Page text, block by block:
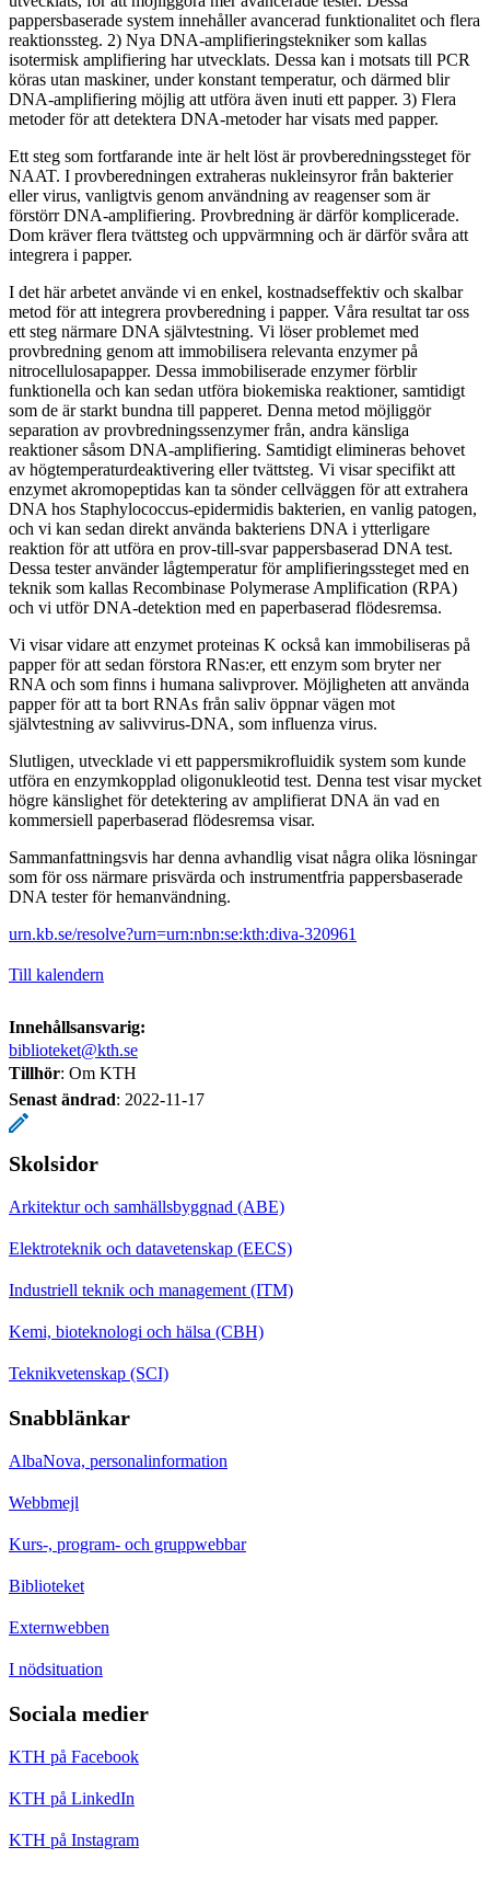
pappersbaserade system innehåller avancerad funktionalitet och flera
reaktionssteg. 2) Nya DNA-amplifieringstekniker som kallas
isotermisk amplifiering har utvecklats. Dessa kan i motsats till PCR
köras utan maskiner, under konstant temperatur, och därmed blir
DNA-amplifiering möjlig att utföra även inuti ett papper. 3) Flera
metoder för att detektera DNA-metoder har visats med papper.
Ett steg som fortfarande inte är helt löst är provberedningssteget för
NAAT. I provberedningen extraheras nukleinsyror från bakterier
eller virus, vanligtvis genom användning av reagenser som är
förstörr DNA-amplifiering. Provbredning är därför komplicerade.
Dom kräver flera tvättsteg och uppvärmning och är därför svåra att
integrera i papper.
I det här arbetet använde vi en enkel, kostnadseffektiv och skalbar
metod för att integrera provberedning i papper. Våra resultat tar oss
ett steg närmare DNA självtestning. Vi löser problemet med
provbredning genom att immobilisera relevanta enzymer på
nitrocellulosapapper. Dessa immobiliserade enzymer förblir
funktionella och kan sedan utföra biokemiska reaktioner, samtidigt
som de är starkt bundna till papperet. Denna metod möjliggör
separation av provbredningssenzymer från, andra känsliga
reaktioner såsom DNA-amplifiering. Samtidigt elimineras behovet
av högtemperaturdeaktivering eller tvättsteg. Vi visar specifikt att
enzymet akromopeptidas kan ta sönder cellväggen för att extrahera
DNA hos Staphylococcus-epidermidis bakterien, en vanlig patogen,
och vi kan sedan direkt använda bakteriens DNA i ytterligare
reaktion för att utföra en prov-till-svar pappersbaserad DNA test.
Dessa tester använder lågtemperatur för amplifieringssteget med en
teknik som kallas Recombinase Polymerase Amplification (RPA)
och vi utför DNA-detektion med en paperbaserad flödesremsa.
Vi visar vidare att enzymet proteinas K också kan immobiliseras på
papper för att sedan förstora RNas:er, ett enzym som bryter ner
RNA och som finns i humana salivprover. Möjligheten att använda
papper för att ta bort RNAs från saliv öppnar vägen mot
självtestning av salivvirus-DNA, som influenza virus.
Slutligen, utvecklade vi ett pappersmikrofluidik system som kunde
utföra en enzymkopplad oligonukleotid test. Denna test visar mycket
högre känslighet för detektering av amplifierat DNA än vad en
kommersiell paperbaserad flödesremsa visar.
Sammanfattningsvis har denna avhandlig visat några olika lösningar
som för oss närmare prisvärda och instrumentfria pappersbaserade
DNA tester för hemanvändning.
urn.kb.se/resolve?urn=urn:nbn:se:kth:diva-320961
Till kalendern
Innehållsansvarig:
biblioteket@kth.se
Tillhör: Om KTH
Senast ändrad: 2022-11-17
Skolsidor
Arkitektur och samhällsbyggnad (ABE)
Elektroteknik och datavetenskap (EECS)
Industriell teknik och management (ITM)
Kemi, bioteknologi och hälsa (CBH)
Teknikvetenskap (SCI)
Snabblänkar
AlbaNova, personalinformation
Webbmejl
Kurs-, program- och gruppwebbar
Biblioteket
Externwebben
I nödsituation
Sociala medier
KTH på Facebook
KTH på LinkedIn
KTH på Instagram